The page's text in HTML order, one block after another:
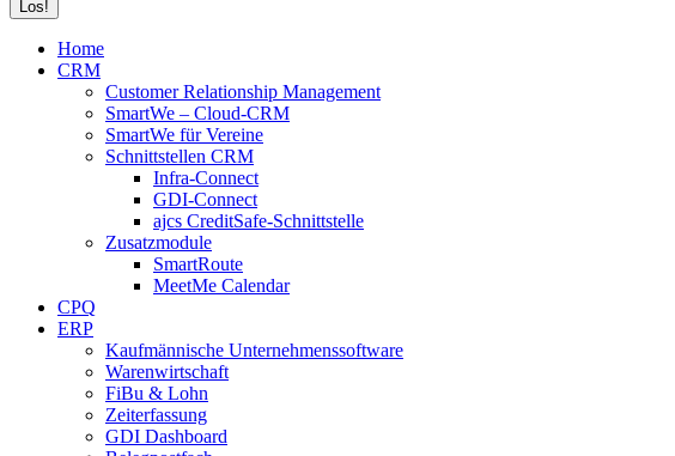
Home
CRM
Customer Relationship Management
SmartWe – Cloud-CRM
SmartWe für Vereine
Schnittstellen CRM
Infra-Connect
GDI-Connect
ajcs CreditSafe-Schnittstelle
Zusatzmodule
SmartRoute
MeetMe Calendar
CPQ
ERP
Kaufmännische Unternehmenssoftware
Warenwirtschaft
FiBu & Lohn
Zeiterfassung
GDI Dashboard